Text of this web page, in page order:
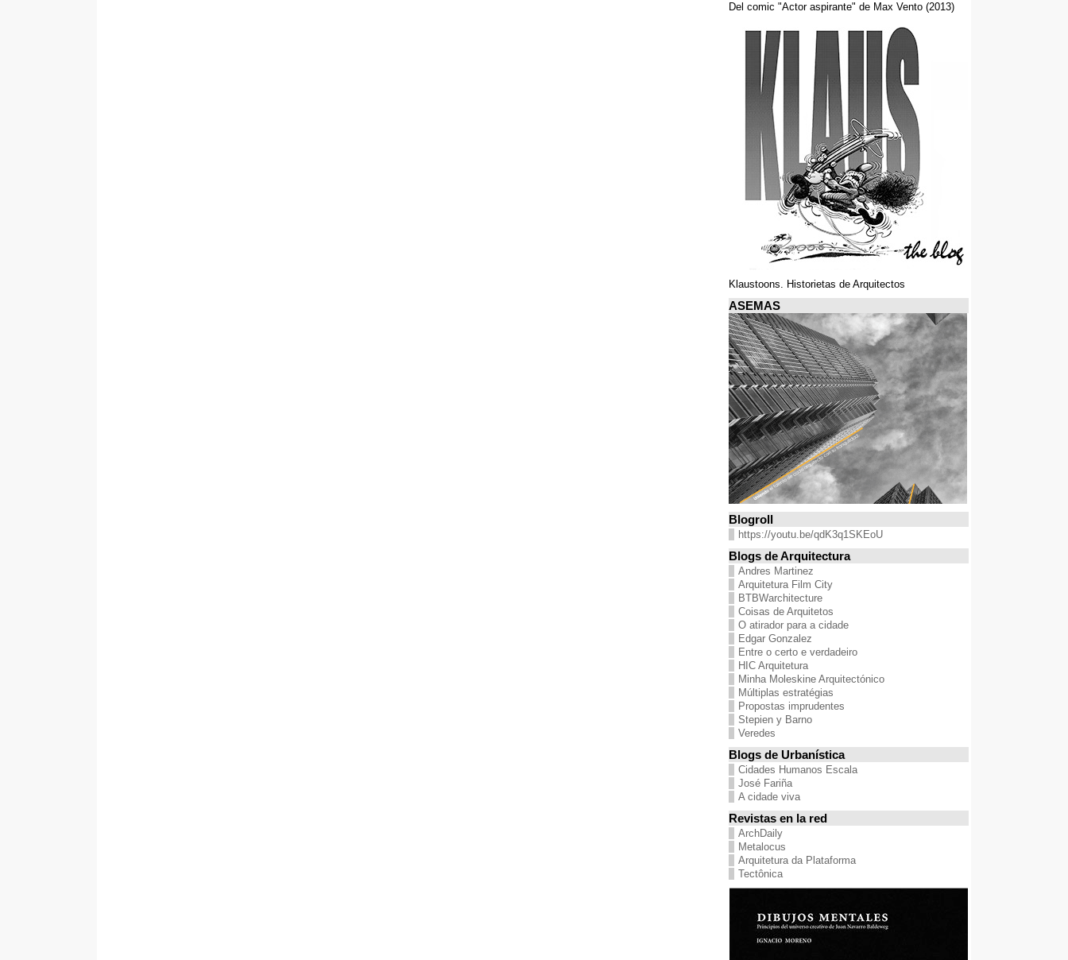
Del comic "Actor aspirante" de Max Vento (2013)
Klaustoons. Historietas de Arquitectos
ASEMAS
Blogroll
https://youtu.be/qdK3q1SKEoU
Blogs de Arquitectura
Andres Martinez
Arquitetura Film City
BTBWarchitecture
Coisas de Arquitetos
O atirador para a cidade
Edgar Gonzalez
Entre o certo e verdadeiro
HIC Arquitetura
Minha Moleskine Arquitectónico
Múltiplas estratégias
Propostas imprudentes
Stepien y Barno
Veredes
Blogs de Urbanística
Cidades Humanos Escala
José Fariña
A cidade viva
Revistas en la red
ArchDaily
Metalocus
Arquitetura da Plataforma
Tectônica